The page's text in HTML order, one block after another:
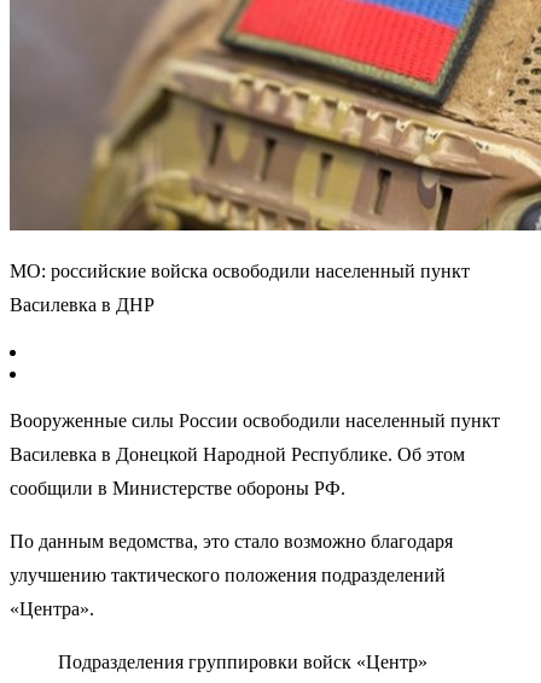
МО: российские войска освободили населенный пункт
Василевка в ДНР
Вооруженные силы России освободили населенный пункт
Василевка в Донецкой Народной Республике. Об этом
сообщили в Министерстве обороны РФ.
По данным ведомства, это стало возможно благодаря
улучшению тактического положения подразделений
«Центра».
Подразделения группировки войск «Центр»